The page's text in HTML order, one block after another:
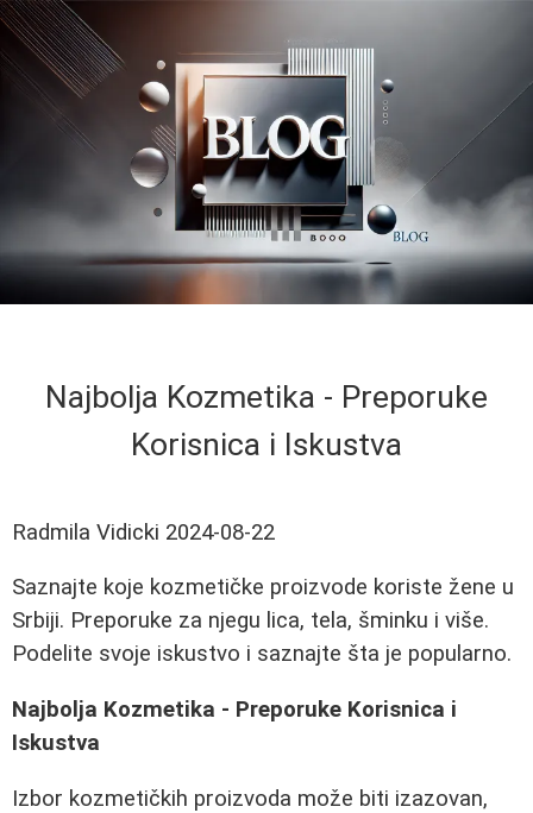
Najbolja Kozmetika - Preporuke
Korisnica i Iskustva
Radmila Vidicki 2024-08-22
Saznajte koje kozmetičke proizvode koriste žene u
Srbiji. Preporuke za njegu lica, tela, šminku i više.
Podelite svoje iskustvo i saznajte šta je popularno.
Najbolja Kozmetika - Preporuke Korisnica i
Iskustva
Izbor kozmetičkih proizvoda može biti izazovan,